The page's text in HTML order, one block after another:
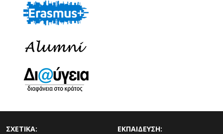
ΣΧΕΤΙΚΑ: ΕΚΠΑΙΔΕΥΣΗ: